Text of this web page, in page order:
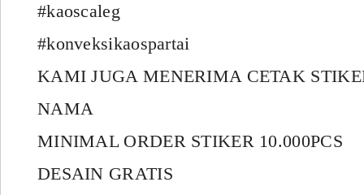
#kaoscaleg
#konveksikaospartai
KAMI JUGA MENERIMA CETAK
NAMA
MINIMAL ORDER STIKER 10.000PCS
DESAIN GRATIS